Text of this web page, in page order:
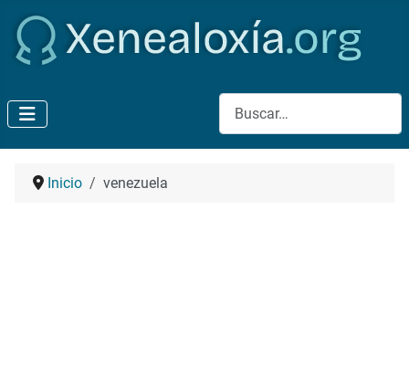
Buscar
Inicio venezuela